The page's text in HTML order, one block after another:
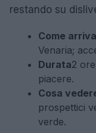
restando su
Come
Venaria;
Durata2
piacere.
Cosa
prospettici
verde.